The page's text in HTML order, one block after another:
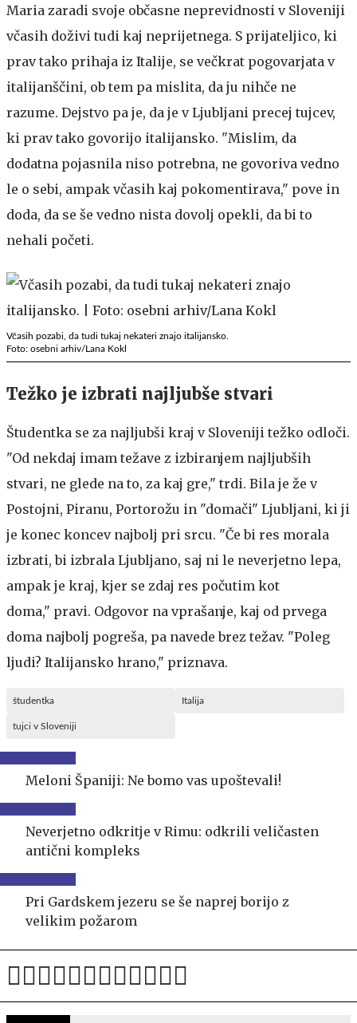
Maria zaradi svoje občasne neprevidnosti v Sloveniji
včasih doživi tudi kaj neprijetnega. S prijateljico, ki
prav tako prihaja iz Italije, se večkrat pogovarjata v
italijanščini, ob tem pa mislita, da ju nihče ne
razume. Dejstvo pa je, da je v Ljubljani precej tujcev,
ki prav tako govorijo italijansko. "Mislim, da
dodatna pojasnila niso potrebna, ne govoriva vedno
le o sebi, ampak včasih kaj pokomentirava," pove in
doda, da se še vedno nista dovolj opekli, da bi to
nehali početi.
Včasih pozabi, da tudi tukaj nekateri znajo italijansko.
Foto: osebni arhiv/Lana Kokl
Težko je izbrati najljubše stvari
Študentka se za najljubši kraj v Sloveniji težko odloči.
"Od nekdaj imam težave z izbiranjem najljubših
stvari, ne glede na to, za kaj gre," trdi. Bila je že v
Postojni, Piranu, Portorožu in "domači" Ljubljani, ki ji
je konec koncev najbolj pri srcu. "Če bi res morala
izbrati, bi izbrala Ljubljano, saj ni le neverjetno lepa,
ampak je kraj, kjer se zdaj res počutim kot
doma," pravi. Odgovor na vprašanje, kaj od prvega
doma najbolj pogreša, pa navede brez težav. "Poleg
ljudi? Italijansko hrano," priznava.
študentka Italija
tujci v Sloveniji
Meloni Španiji: Ne bomo vas upoštevali!
Neverjetno odkritje v Rimu: odkrili veličasten
antični kompleks
Pri Gardskem jezeru se še naprej borijo z
velikim požarom